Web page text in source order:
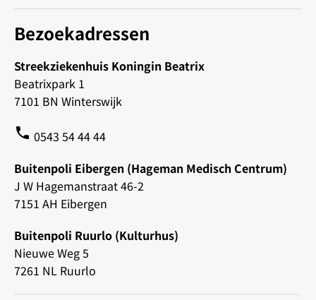
Bezoekadressen
Streekziekenhuis Koningin Beatrix
Beatrixpark 1
7101 BN Winterswijk
phone 0543 54 44 44
Buitenpoli Eibergen (Hageman Medisch Centrum)
J W Hagemanstraat 46-2
7151 AH Eibergen
Buitenpoli Ruurlo (Kulturhus)
Nieuwe Weg 5
7261 NL Ruurlo